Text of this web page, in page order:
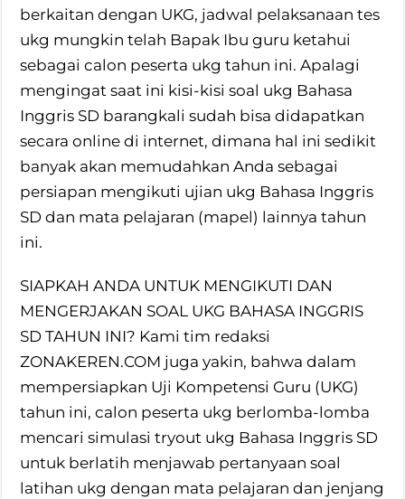
berkaitan dengan UKG, jadwal pelaksanaan tes
ukg mungkin telah Bapak Ibu guru ketahui
sebagai calon peserta ukg tahun ini. Apalagi
mengingat saat ini kisi-kisi soal ukg Bahasa
Inggris SD barangkali sudah bisa didapatkan
secara online di internet, dimana hal ini sedikit
banyak akan memudahkan Anda sebagai
persiapan mengikuti ujian ukg Bahasa Inggris
SD dan mata pelajaran (mapel) lainnya tahun
ini.
SIAPKAH ANDA UNTUK MENGIKUTI DAN
MENGERJAKAN SOAL UKG BAHASA INGGRIS
SD TAHUN INI? Kami tim redaksi
ZONAKEREN.COM juga yakin, bahwa dalam
mempersiapkan Uji Kompetensi Guru (UKG)
tahun ini, calon peserta ukg berlomba-lomba
mencari simulasi tryout ukg Bahasa Inggris SD
untuk berlatih menjawab pertanyaan soal
latihan ukg dengan mata pelajaran dan jenjang